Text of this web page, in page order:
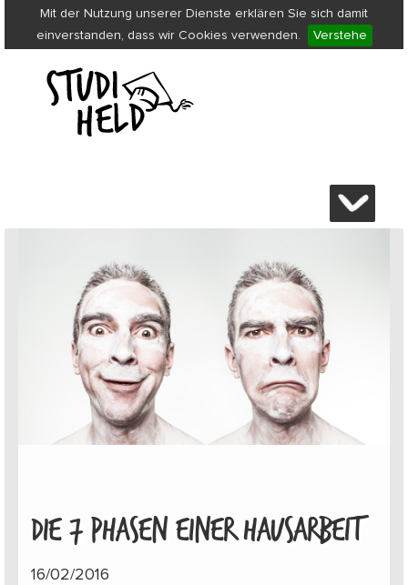
Mit der Nutzung unserer Dienste erklären Sie sich damit
einverstanden, dass wir Cookies verwenden.
Verstehe
DIE 7 PHASEN EINER HAUSARBEIT
16/02/2016